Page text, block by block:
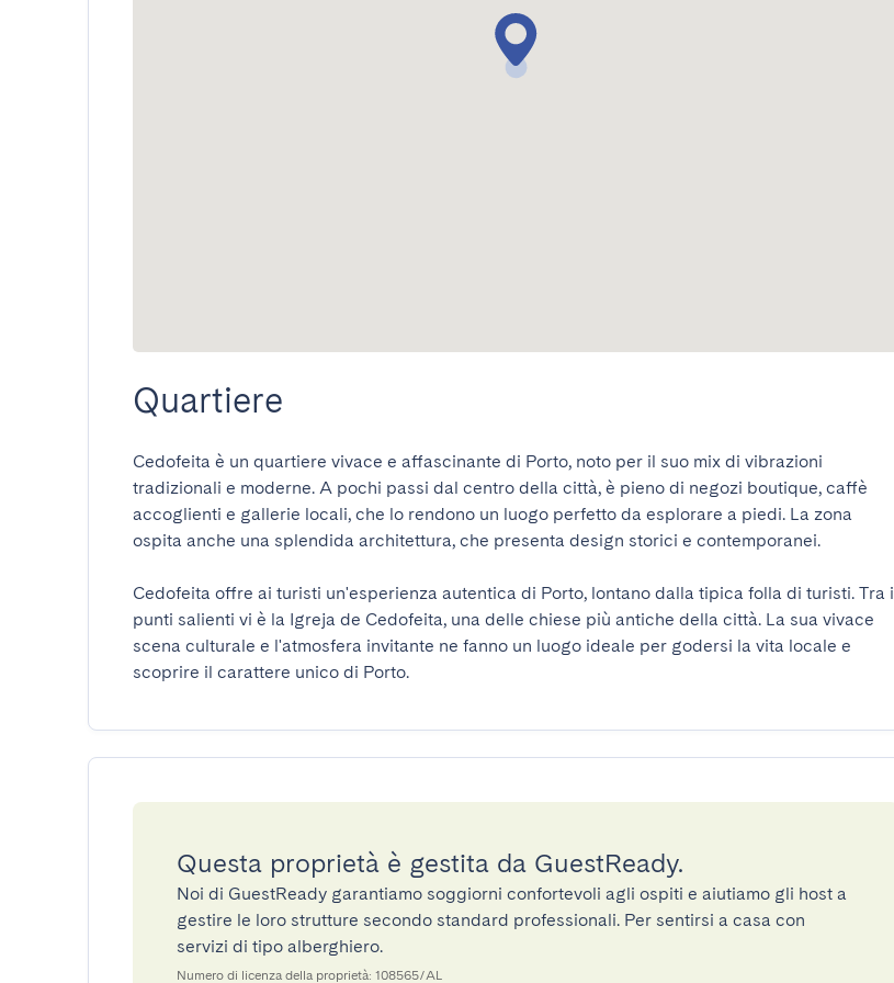
Quartiere
Cedofeita è un quartiere vivace e affascinante di Porto, noto per il suo mix di vibrazioni
tradizionali e moderne. A pochi passi dal centro della città, è pieno di negozi boutique, caffè
accoglienti e gallerie locali, che lo rendono un luogo perfetto da esplorare a piedi. La zona
ospita anche una splendida architettura, che presenta design storici e contemporanei.
Cedofeita offre ai turisti un'esperienza autentica di Porto, lontano dalla tipica folla di turisti. Tra i
punti salienti vi è la Igreja de Cedofeita, una delle chiese più antiche della città. La sua vivace
scena culturale e l'atmosfera invitante ne fanno un luogo ideale per godersi la vita locale e
scoprire il carattere unico di Porto.
Questa proprietà è gestita da GuestReady.
Noi di GuestReady garantiamo soggiorni confortevoli agli ospiti e aiutiamo gli host a
gestire le loro strutture secondo standard professionali. Per sentirsi a casa con
servizi di tipo alberghiero.
Numero di licenza della proprietà: 108565/AL